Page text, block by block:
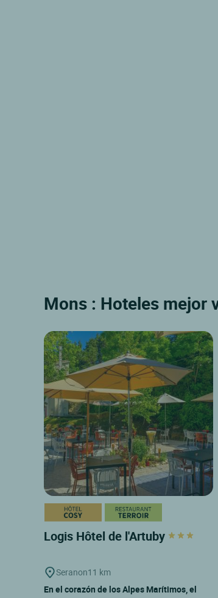
Mons : Hoteles mejor
Logis Hôtel de l'Artuby
Seranon11 km
En el corazón de los Alpes Marítimos, el